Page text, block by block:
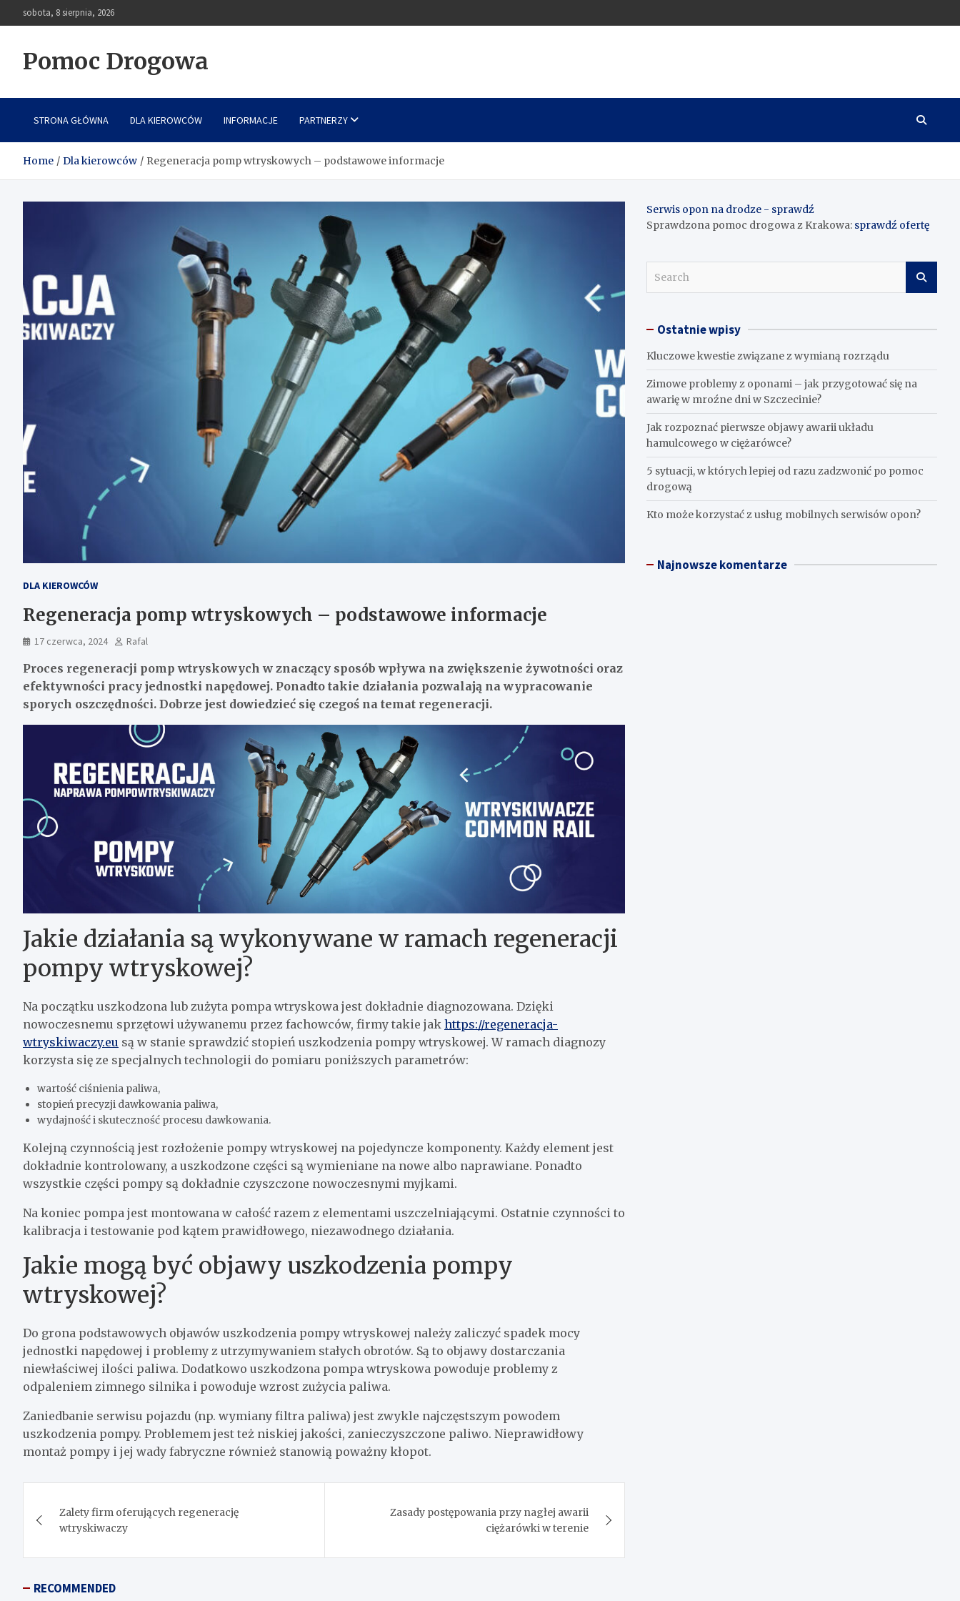
to
sobota, 8 sierpnia, 2026
Pomoc Drogowa
STRONA GŁÓWNA DLA KIEROWCÓW INFORMACJE PARTNERZY
Home Dla kierowców Regeneracja pomp wtryskowych – podstawowe informacje
DLA KIEROWCÓW
Regeneracja pomp wtryskowych – podstawowe informacje
17 czerwca, 2024 Rafal
Proces regeneracji pomp wtryskowych w znaczący sposób wpływa na zwiększenie żywotności oraz
efektywności pracy jednostki napędowej. Ponadto takie działania pozwalają na wypracowanie
sporych oszczędności. Dobrze jest dowiedzieć się czegoś na temat regeneracji.
Jakie działania są wykonywane w ramach regeneracji
pompy wtryskowej?
Na początku uszkodzona lub zużyta pompa wtryskowa jest dokładnie diagnozowana. Dzięki
nowoczesnemu sprzętowi używanemu przez fachowców, firmy takie jak https://regeneracja-
wtryskiwaczy.eu są w stanie sprawdzić stopień uszkodzenia pompy wtryskowej. W ramach diagnozy
korzysta się ze specjalnych technologii do pomiaru poniższych parametrów:
wartość ciśnienia paliwa,
stopień precyzji dawkowania paliwa,
wydajność i skuteczność procesu dawkowania.
Kolejną czynnością jest rozłożenie pompy wtryskowej na pojedyncze komponenty. Każdy element jest
dokładnie kontrolowany, a uszkodzone części są wymieniane na nowe albo naprawiane. Ponadto
wszystkie części pompy są dokładnie czyszczone nowoczesnymi myjkami.
Na koniec pompa jest montowana w całość razem z elementami uszczelniającymi. Ostatnie czynności to
kalibracja i testowanie pod kątem prawidłowego, niezawodnego działania.
Jakie mogą być objawy uszkodzenia pompy
wtryskowej?
Do grona podstawowych objawów uszkodzenia pompy wtryskowej należy zaliczyć spadek mocy
jednostki napędowej i problemy z utrzymywaniem stałych obrotów. Są to objawy dostarczania
niewłaściwej ilości paliwa. Dodatkowo uszkodzona pompa wtryskowa powoduje problemy z
odpaleniem zimnego silnika i powoduje wzrost zużycia paliwa.
Zaniedbanie serwisu pojazdu (np. wymiany filtra paliwa) jest zwykle najczęstszym powodem
uszkodzenia pompy. Problemem jest też niskiej jakości, zanieczyszczone paliwo. Nieprawidłowy
montaż pompy i jej wady fabryczne również stanowią poważny kłopot.
wpisu
Zalety firm oferujących regenerację
wtryskiwaczy
Zasady postępowania przy nagłej awarii
ciężarówki w terenie
Serwis opon na drodze - sprawdź
Sprawdzona pomoc drogowa z Krakowa: sprawdź ofertę
c Ostatnie wpisy
Kluczowe kwestie związane z wymianą rozrządu
Zimowe problemy z oponami – jak przygotować się na
awarię w mroźne dni w Szczecinie?
Jak rozpoznać pierwsze objawy awarii układu
hamulcowego w ciężarówce?
5 sytuacji, w których lepiej od razu zadzwonić po pomoc
drogową
Kto może korzystać z usług mobilnych serwisów opon?
Najnowsze komentarze
RECOMMENDED